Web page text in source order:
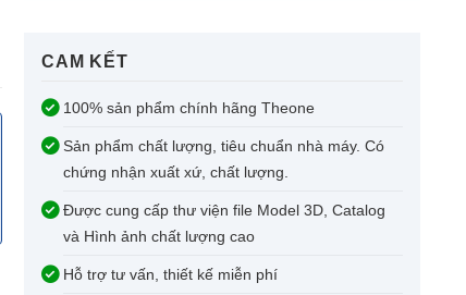
CAM KẾT​
100% sản phẩm chính hãng Theone
Sản phẩm chất lượng, tiêu chuẩn nhà máy. Có
chứng nhận xuất xứ, chất lượng.
Được cung cấp thư viện file Model 3D, Catalog
và Hình ảnh chất lượng cao
Hỗ trợ tư vấn, thiết kế miễn phí